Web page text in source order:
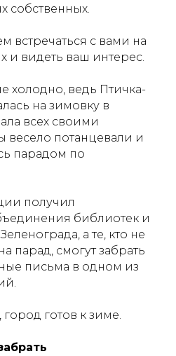
собственных.
встречаться с вами на
и видеть ваш интерес.
холодно, ведь Птичка-
на зимовку в
всех своими
потанцевали и
парадом по
получил
библиотек и
а те, кто не
парад, смогут забрать
письма в одном из
готов к зиме.